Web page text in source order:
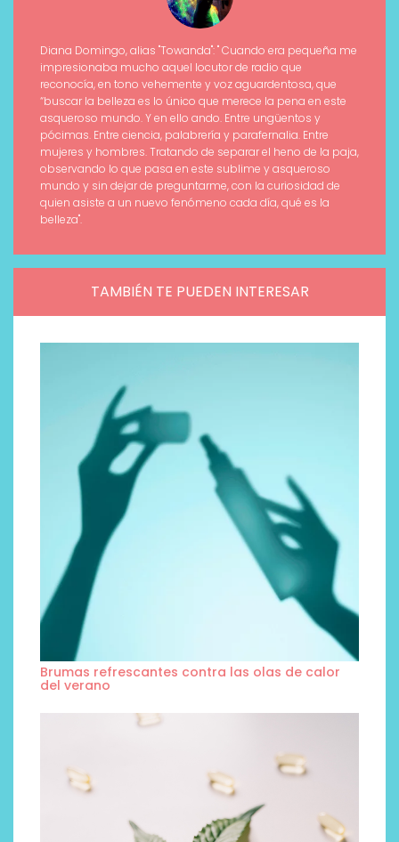
Diana Domingo, alias "Towanda": " Cuando era pequeña me
impresionaba mucho aquel locutor de radio que
reconocía, en tono vehemente y voz aguardentosa, que
“buscar la belleza es lo único que merece la pena en este
asqueroso mundo. Y en ello ando. Entre ungüentos y
pócimas. Entre ciencia, palabrería y parafernalia. Entre
mujeres y hombres. Tratando de separar el heno de la paja,
observando lo que pasa en este sublime y asqueroso
mundo y sin dejar de preguntarme, con la curiosidad de
quien asiste a un nuevo fenómeno cada día, qué es la
belleza".
TAMBIÉN TE PUEDEN INTERESAR
Brumas refrescantes contra las olas de calor
del verano